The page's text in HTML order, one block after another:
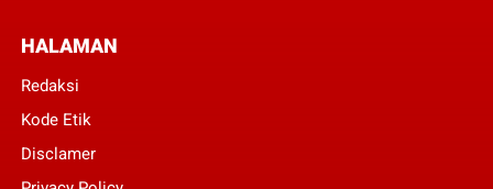
HALAMAN
Redaksi
Kode Etik
Disclamer